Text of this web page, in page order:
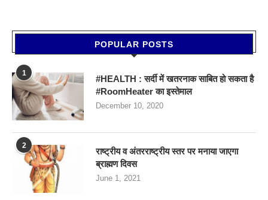
POPULAR POSTS
1
#HEALTH : सर्दी में खतरनाक साबित हो सकता है
#RoomHeater का इस्तेमाल
December 10, 2020
2
राष्ट्रीय व अंतरराष्ट्रीय स्तर पर मनाया जाएगा
ब्राह्मण दिवस
June 1, 2021